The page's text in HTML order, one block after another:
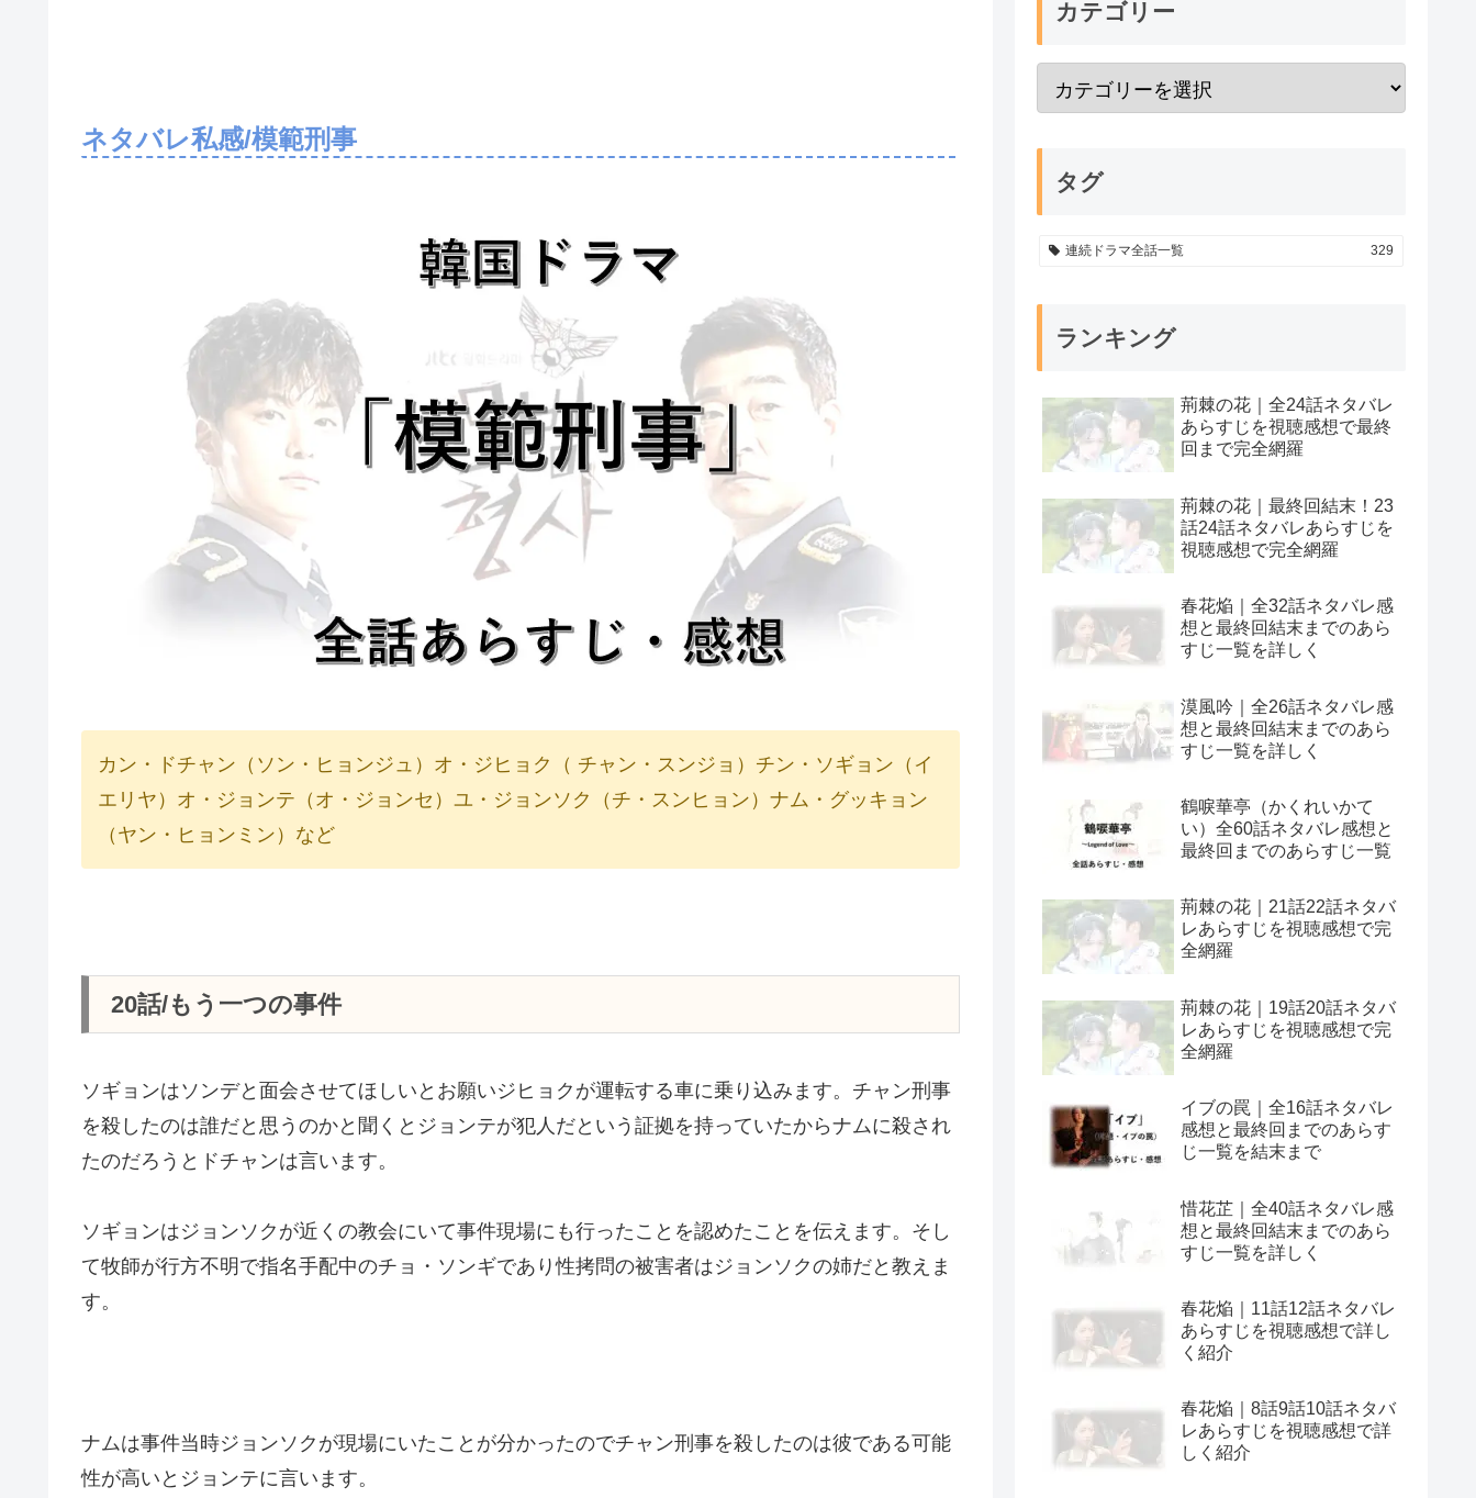
ネタバレ私感/模範刑事
カン・ドチャン（ソン・ヒョンジュ）オ・ジヒョク（ チャン・スンジョ）チン・ソギョン（イ
エリヤ）オ・ジョンテ（オ・ジョンセ）ユ・ジョンソク（チ・スンヒョン）ナム・グッキョン
（ヤン・ヒョンミン）など
20話/もう一つの事件
ソギョンはソンデと面会させてほしいとお願いジヒョクが運転する車に乗り込みます。チャン刑事
を殺したのは誰だと思うのかと聞くとジョンテが犯人だという証拠を持っていたからナムに殺され
たのだろうとドチャンは言います。
ソギョンはジョンソクが近くの教会にいて事件現場にも行ったことを認めたことを伝えます。そし
て牧師が行方不明で指名手配中のチョ・ソンギであり性拷問の被害者はジョンソクの姉だと教えま
す。
ナムは事件当時ジョンソクが現場にいたことが分かったのでチャン刑事を殺したのは彼である可能
性が高いとジョンテに言います。
カテゴリー
タグ
連続ドラマ全話一覧 329
ランキング
荊棘の花｜全24話ネタバレ
あらすじを視聴感想で最終
回まで完全網羅
荊棘の花｜最終回結末！23
話24話ネタバレあらすじを
視聴感想で完全網羅
春花焔｜全32話ネタバレ感
想と最終回結末までのあら
すじ一覧を詳しく
漠風吟｜全26話ネタバレ感
想と最終回結末までのあら
すじ一覧を詳しく
鶴唳華亭（かくれいかて
い）全60話ネタバレ感想と
最終回までのあらすじ一覧
荊棘の花｜21話22話ネタバ
レあらすじを視聴感想で完
全網羅
荊棘の花｜19話20話ネタバ
レあらすじを視聴感想で完
全網羅
イブの罠｜全16話ネタバレ
感想と最終回までのあらす
じ一覧を結末まで
惜花芷｜全40話ネタバレ感
想と最終回結末までのあら
すじ一覧を詳しく
春花焔｜11話12話ネタバレ
あらすじを視聴感想で詳し
く紹介
春花焔｜8話9話10話ネタバ
レあらすじを視聴感想で詳
しく紹介